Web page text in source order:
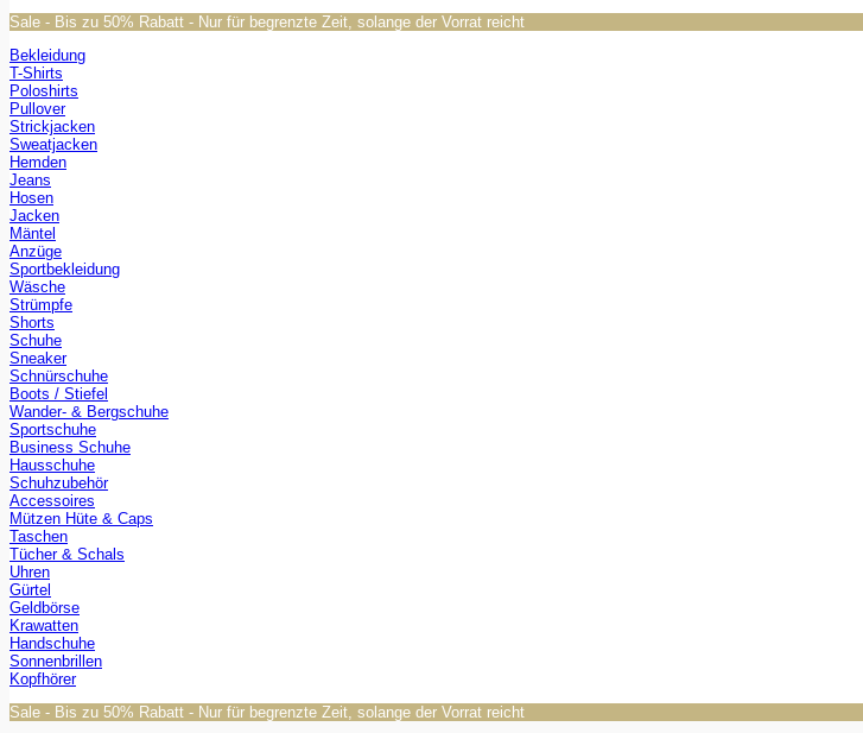
Sale - Bis zu 50% Rabatt - Nur für begrenzte Zeit, solange der Vorrat reicht
Bekleidung
T-Shirts
Poloshirts
Pullover
Strickjacken
Sweatjacken
Hemden
Jeans
Hosen
Jacken
Mäntel
Anzüge
Sportbekleidung
Wäsche
Strümpfe
Shorts
Schuhe
Sneaker
Schnürschuhe
Boots / Stiefel
Wander- & Bergschuhe
Sportschuhe
Business Schuhe
Hausschuhe
Schuhzubehör
Accessoires
Mützen Hüte & Caps
Taschen
Tücher & Schals
Uhren
Gürtel
Geldbörse
Krawatten
Handschuhe
Sonnenbrillen
Kopfhörer
Sale - Bis zu 50% Rabatt - Nur für begrenzte Zeit, solange der Vorrat reicht